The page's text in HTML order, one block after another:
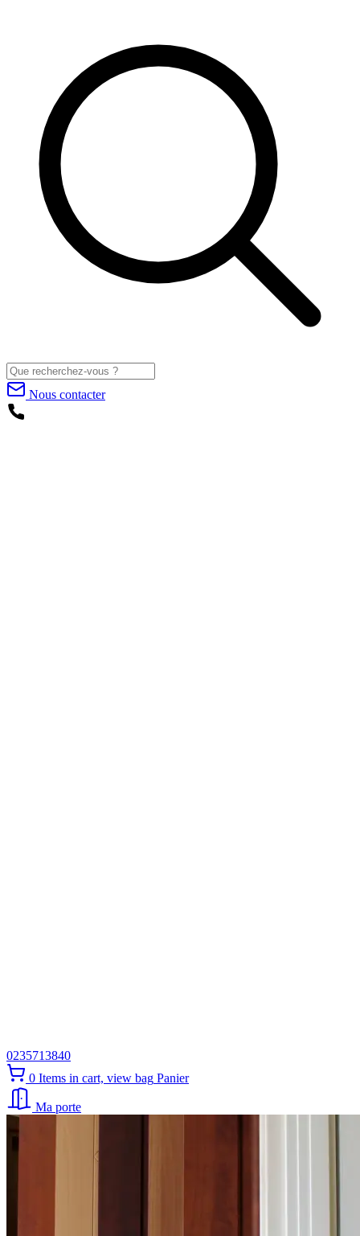
Nous contacter
0235713840
0 Items in cart, view bag Panier
Ma porte